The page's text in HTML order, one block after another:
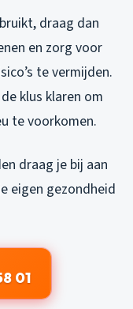
draag dan
en zorg voor
te vermijden.
klus klaren om
te voorkomen.
draag je bij aan
eigen gezondheid
01